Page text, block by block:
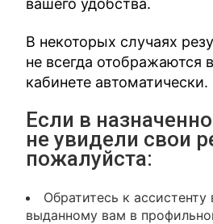
вашего удобства.
В некоторых случаях
не всегда отображаются
кабинете автоматически.
Если в
не увидели свои
пожалуйста:
Обратитесь к ассистенту
выданному вам в